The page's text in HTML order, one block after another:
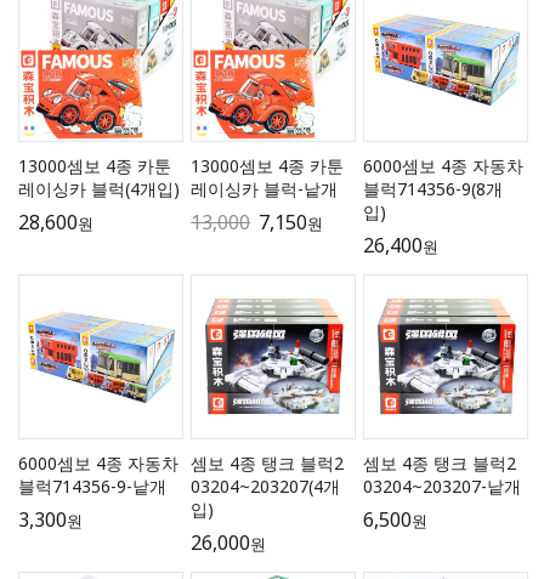
13000셈보 4종 카툰
레이싱카 블럭(4개입)
28,600원
13000셈보 4종 카툰
레이싱카 블럭-낱개
13,000 7,150원
6000셈보 4종 자동차
블럭714356-9(8개
입)
26,400원
6000셈보 4종 자동차
블럭714356-9-낱개
3,300원
셈보 4종 탱크 블럭2
03204~203207(4개
입)
26,000원
셈보 4종 탱크 블럭2
03204~203207-낱개
6,500원